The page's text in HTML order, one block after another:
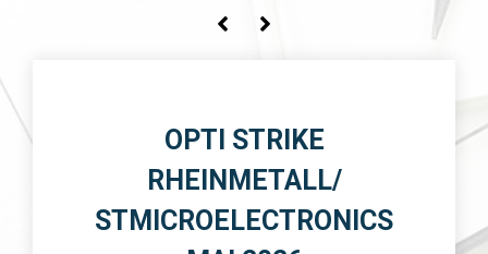
NOS PORTEFEUILLES -
PROFILS ET
PERFORMANCES